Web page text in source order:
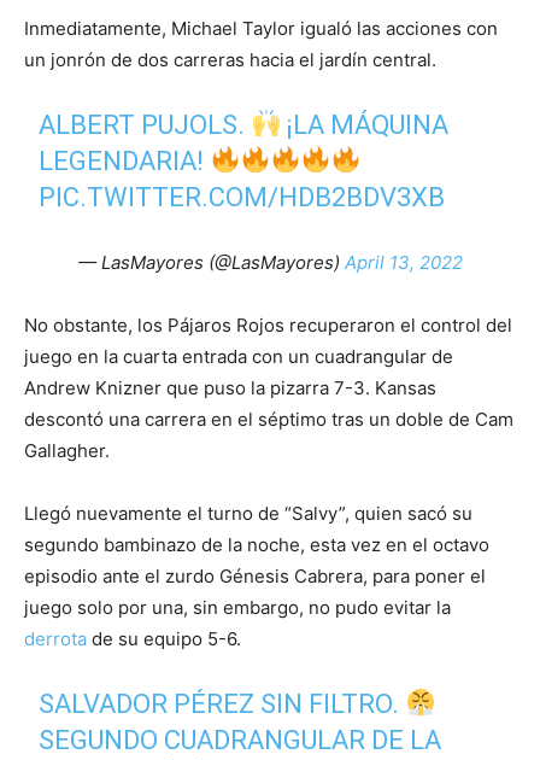
Inmediatamente, Michael Taylor igualó las acciones con
un jonrón de dos carreras hacia el jardín central.
ALBERT PUJOLS.
¡LA MÁQUINA
LEGENDARIA!
PIC.TWITTER.COM/HDB2BDV3XB
— LasMayores (@LasMayores) April 13, 2022
No obstante, los Pájaros Rojos recuperaron el control del
juego en la cuarta entrada con un cuadrangular de
Andrew Knizner que puso la pizarra 7-3. Kansas
descontó una carrera en el séptimo tras un doble de Cam
Gallagher.
Llegó nuevamente el turno de “Salvy”, quien sacó su
segundo bambinazo de la noche, esta vez en el octavo
episodio ante el zurdo Génesis Cabrera, para poner el
juego solo por una, sin embargo, no pudo evitar la
derrota de su equipo 5-6.
SALVADOR PÉREZ SIN FILTRO.
SEGUNDO CUADRANGULAR DE LA